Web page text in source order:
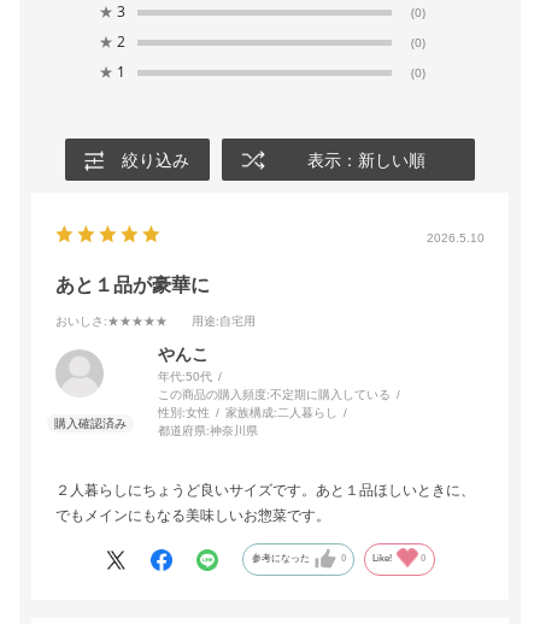
★ 3 (0)
★ 2 (0)
★ 1 (0)
絞り込み 表示：新しい順
2026.5.10
あと１品が豪華に
おいしさ :★★★★★ 用途:自宅用
やんこ
年代:50代
この商品の購入頻度:不定期に購入している
性別:女性 家族構成:二人暮らし
都道府県:神奈川県
２人暮らしにちょうど良いサイズです。あと１品ほしいときに、
でもメインにもなる美味しいお惣菜です。
参考になった 0 Like! 0